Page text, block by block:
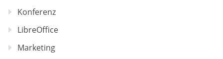
Konferenz
LibreOffice
Marketing